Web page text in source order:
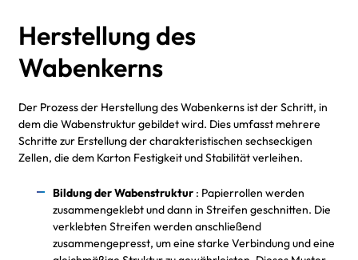
Herstellung des
Wabenkerns
Der Prozess der Herstellung des Wabenkerns ist der Schritt, in
dem die Wabenstruktur gebildet wird. Dies umfasst mehrere
Schritte zur Erstellung der charakteristischen sechseckigen
Zellen, die dem Karton Festigkeit und Stabilität verleihen.
Bildung der Wabenstruktur : Papierrollen werden
zusammengeklebt und dann in Streifen geschnitten. Die
verklebten Streifen werden anschließend
zusammengepresst, um eine starke Verbindung und eine